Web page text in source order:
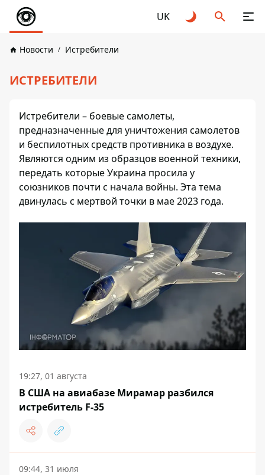
UK
Новости Истребители
ИСТРЕБИТЕЛИ
Истребители – боевые самолеты,
предназначенные для уничтожения самолетов
и беспилотных средств противника в воздухе.
Являются одним из образцов военной техники,
передать которые Украина просила у
союзников почти с начала войны. Эта тема
двинулась с мертвой точки в мае 2023 года.
19:27, 01 августа
В США на авиабазе Мирамар разбился
истребитель F-35
09:44, 31 июля